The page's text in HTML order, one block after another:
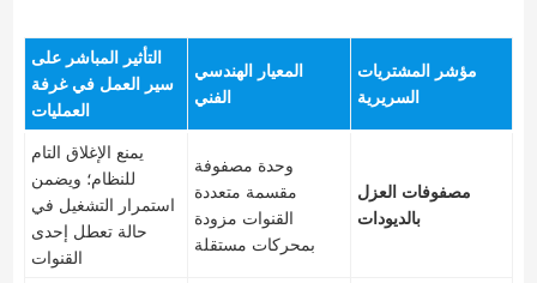
مؤشر المشتريات
السريرية
المعيار الهندسي
الفني
التأثير المباشر على
سير العمل في غرفة
العمليات
مصفوفات العزل
بالديودات
وحدة مصفوفة
مقسمة متعددة
القنوات مزودة
بمحركات مستقلة
يمنع الإغلاق التام
للنظام؛ ويضمن
استمرار التشغيل في
حالة تعطل إحدى
القنوات